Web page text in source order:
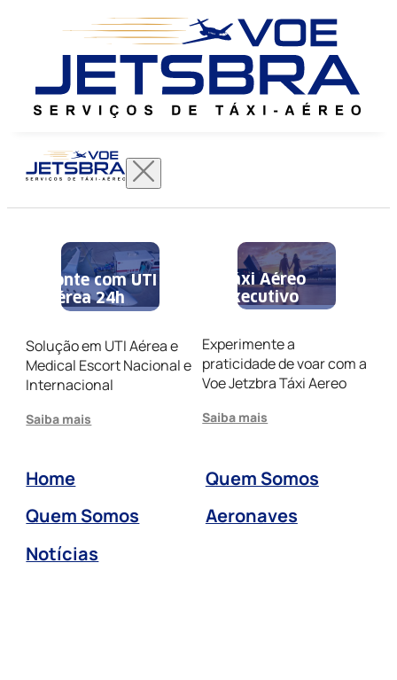
Conte com UTI
Aérea 24h
Solução em UTI Aérea e
Medical Escort Nacional e
Internacional
Saiba mais
Táxi Aéreo
Executivo
Experimente a
praticidade de voar com a
Voe Jetzbra Táxi Aereo
Saiba mais
Home
Quem Somos
Quem Somos
Aeronaves
Notícias